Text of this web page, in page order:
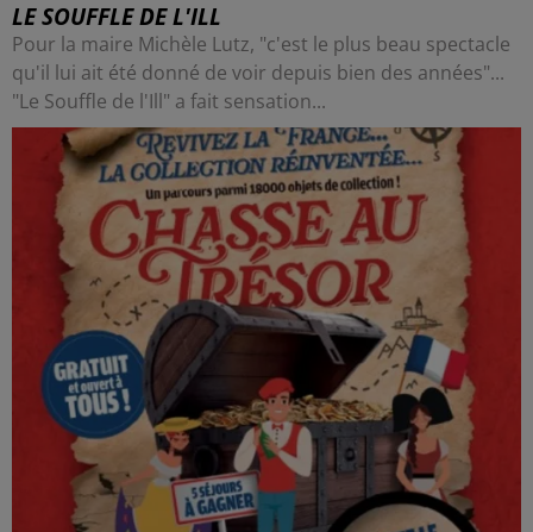
LE SOUFFLE DE L'ILL
Pour la maire Michèle Lutz, "c'est le plus beau spectacle
qu'il lui ait été donné de voir depuis bien des années"...
"Le Souffle de l'Ill" a fait sensation...